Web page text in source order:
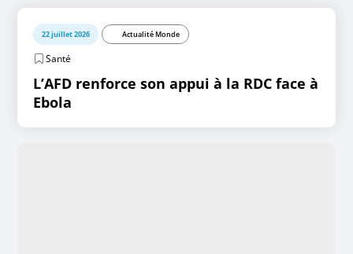
22 juillet 2026 Actualité Monde
Santé
L’AFD renforce son appui à la RDC face à
Ebola